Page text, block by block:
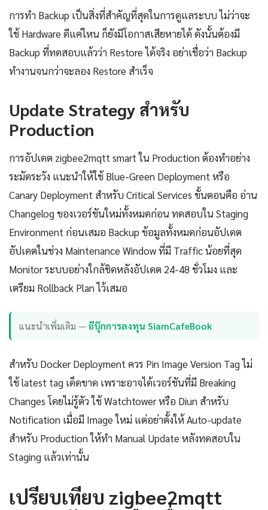
การทำ Backup เป็นสิ่งที่สำคัญที่สุดในการดูแลระบบ ไม่ว่าจะ
ใช้ Hardware ดีแค่ไหน ก็ยังมีโอกาสเสียหายได้ ดังนั้นต้องมี
Backup ที่ทดสอบแล้วว่า Restore ได้จริง อย่าเชื่อว่า Backup
ทำงานจนกว่าจะลอง Restore สำเร็จ
Update Strategy สำหรับ
Production
การอัปเดต zigbee2mqtt smart ใน Production ต้องทำอย่าง
ระมัดระวัง แนะนำให้ใช้ Blue-Green Deployment หรือ
Canary Deployment สำหรับ Critical Services ขั้นตอนคือ อ่าน
Changelog ของเวอร์ชันใหม่ทั้งหมดก่อน ทดสอบใน Staging
Environment ก่อนเสมอ Backup ข้อมูลทั้งหมดก่อนอัปเดต
อัปเดตในช่วง Maintenance Window ที่มี Traffic น้อยที่สุด
Monitor ระบบอย่างใกล้ชิดหลังอัปเดต 24-48 ชั่วโมง และ
เตรียม Rollback Plan ไว้เสมอ
แนะนำเพิ่มเติม —อีบุ๊กการลงทุน SiamCafeBook
สำหรับ Docker Deployment ควร Pin Image Version Tag ไม่
ใช้ latest tag เด็ดขาด เพราะอาจได้เวอร์ชันที่มี Breaking
Changes โดยไม่รู้ตัว ใช้ Watchtower หรือ Diun สำหรับ
Notification เมื่อมี Image ใหม่ แต่อย่าตั้งให้ Auto-update
สำหรับ Production ให้ทำ Manual Update หลังทดสอบใน
Staging แล้วเท่านั้น
เปรียบเทียบ zigbee2mqtt